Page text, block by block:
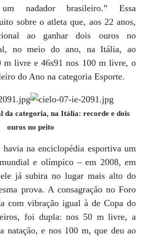
nadador brasileiro.” Essa
sobre o atleta que, aos 22 anos,
ao ganhar dois ouros no
no meio do ano, na Itália, ao
m livre e 46s91 nos 100 m livre, o
do Ano na categoria Esporte.
da categoria, na Itália: recorde e dois
ouros no peito
na enciclopédia esportiva um
e olímpico – em 2008, em
já subira no lugar mais alto do
prova. A consagração no Foro
com vibração igual à de Copa do
foi dupla: nos 50 m livre, a
natação, e nos 100 m, que deu ao